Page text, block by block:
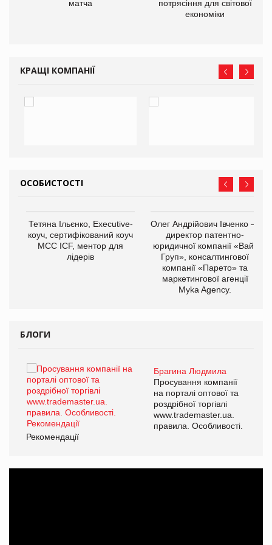
матча
потрясіння для світової
економіки
КРАЩІ КОМПАНІЇ
ОСОБИСТОСТІ
Тетяна Ільєнко, Executive-
коуч, сертифікований коуч
МСС ICF, ментор для
лідерів
Олег Андрійович Івченко —
директор патентно-
юридичної компанії «Вайз
Груп», консалтингової
компанії «Парето» та
маркетингової агенції
Myka Agency.
БЛОГИ
Брагина Людмила
Просування компанії
на порталі оптової та
роздрібної торгівлі
www.trademaster.ua.
правила. Особливості.
Рекомендації